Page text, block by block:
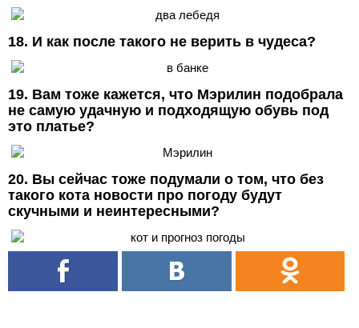
18. И как после такого не верить в чудеса?
19. Вам тоже кажется, что Мэрилин подобрала
не самую удачную и подходящую обувь под
это платье?
20. Вы сейчас тоже подумали о том, что без
такого кота новости про погоду будут
скучными и неинтересными?